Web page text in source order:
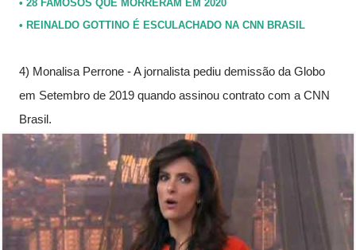
• 28 FAMOSOS QUE MORRERAM EM 2020
• REINALDO GOTTINO É ESCULACHADO NA CNN BRASIL
4) Monalisa Perrone - A jornalista pediu demissão da Globo
em Setembro de 2019 quando assinou contrato com a CNN
Brasil.